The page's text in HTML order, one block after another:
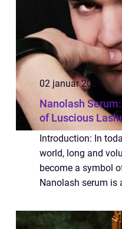
02 januar 2024
Nanolash
of Luscious
Introduction: In
world, long and
become a symbol
Nanolash serum is
of your eyelashes.